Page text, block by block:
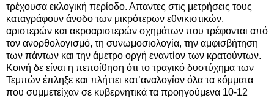
τρέχουσα εκλογική περίοδο. Απαντες στις μετρήσεις τους
καταγράφουν άνοδο των μικρότερων εθνικιστικών,
αριστερών και ακροαριστερών σχημάτων που τρέφονται από
τον ανορθολογισμό, τη συνωμοσιολογία, την αμφισβήτηση
των πάντων και την άμετρο οργή εναντίον των κρατούντων.
Κοινή δε είναι η πεποίθηση ότι το τραγικό δυστύχημα των
Τεμπών έπληξε και πλήττει κατ’αναλογίαν όλα τα κόμματα
που συμμετείχαν σε κυβερνητικά τα προηγούμενα 10-12